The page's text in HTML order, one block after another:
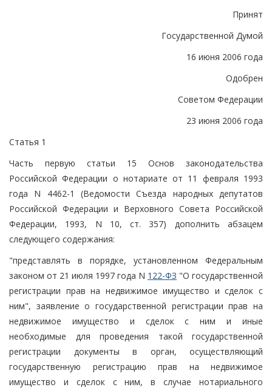
Принят
Государственной Думой
16 июня 2006 года
Одобрен
Советом Федерации
23 июня 2006 года
Статья 1
Часть первую статьи 15 Основ законодательства
Российской Федерации о нотариате от 11 февраля 1993
года N 4462-1 (Ведомости Съезда народных депутатов
Российской Федерации и Верховного Совета Российской
Федерации, 1993, N 10, ст. 357) дополнить абзацем
следующего содержания:
"представлять в порядке, установленном Федеральным
законом от 21 июля 1997 года N 122-ФЗ "О государственной
регистрации прав на недвижимое имущество и сделок с
ним", заявление о государственной регистрации прав на
недвижимое имущество и сделок с ним и иные
необходимые для проведения такой государственной
регистрации документы в орган, осуществляющий
государственную регистрацию прав на недвижимое
имущество и сделок с ним, в случае нотариального